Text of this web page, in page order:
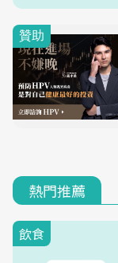
熱門推薦
飲食